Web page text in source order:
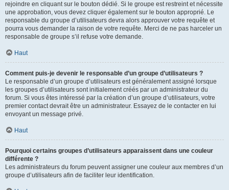
rejoindre en cliquant sur le bouton dédié. Si le groupe est restreint et nécessite
une approbation, vous devez cliquer également sur le bouton approprié. Le
responsable du groupe d’utilisateurs devra alors approuver votre requête et
pourra vous demander la raison de votre requête. Merci de ne pas harceler un
responsable de groupe s’il refuse votre demande.
Haut
Comment puis-je devenir le responsable d’un groupe d’utilisateurs ?
Le responsable d’un groupe d’utilisateurs est généralement assigné lorsque
les groupes d’utilisateurs sont initialement créés par un administrateur du
forum. Si vous êtes intéressé par la création d’un groupe d’utilisateurs, votre
premier contact devrait être un administrateur. Essayez de le contacter en lui
envoyant un message privé.
Haut
Pourquoi certains groupes d’utilisateurs apparaissent dans une couleur
différente ?
Les administrateurs du forum peuvent assigner une couleur aux membres d’un
groupe d’utilisateurs afin de faciliter leur identification.